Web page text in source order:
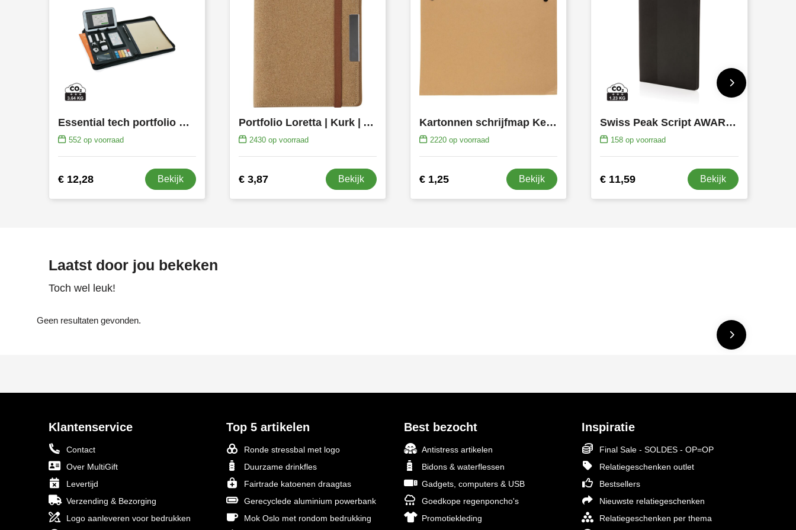
Essential tech portfolio met rits
552op voorraad
€ 12,28 Bekijk
Portfolio Loretta | Kurk | A5 | Elastische bandsluiting
2430op voorraad
€ 3,87 Bekijk
Kartonnen schrijfmap Keisha
2220 op voorraad
€ 1,25 Bekijk
Swiss Peak Script AWARE™ A4 portfolio
158 op voorraad
€ 11,59 Bekijk
Laatst door jou bekeken
Toch wel leuk!
Geen resultaten gevonden.
Klantenservice
Contact
Over MultiGift
Levertijd
Verzending & Bezorging
Logo aanleveren voor bedrukken
Top 5 artikelen
Ronde stressbal met logo
Duurzame drinkfles
Fairtrade katoenen draagtas
Gerecyclede aluminium powerbank
Mok Oslo met rondom bedrukking
Best bezocht
Antistress artikelen
Bidons & waterflessen
Gadgets, computers & USB
Goedkope regenponcho's
Promotiekleding
Inspiratie
Final Sale - SOLDES - OP=OP
Relatiegeschenken outlet
Bestsellers
Nieuwste relatiegeschenken
Relatiegeschenken per thema